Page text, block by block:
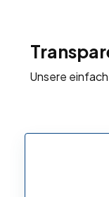
Unsere